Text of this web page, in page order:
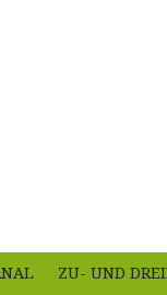
ZU- UND